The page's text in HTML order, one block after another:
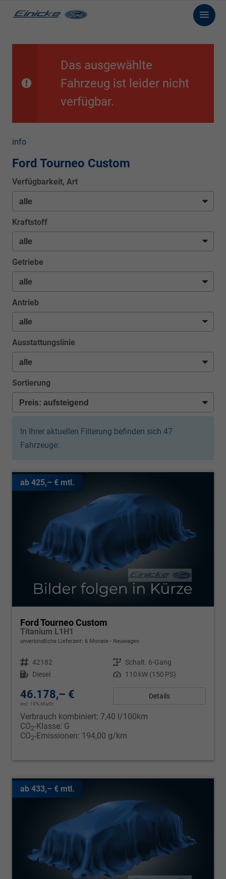
Das ausgewählte
Fahrzeug ist leider nicht
verfügbar.
info
Ford Tourneo Custom
Verfügbarkeit, Art
Kraftstoff
Getriebe
Antrieb
Ausstattungslinie
Sortierung
In Ihrer aktuellen Filterung befinden sich 47
Fahrzeuge:
ab 425,– € mtl.
Ford Tourneo Custom
Titanium L1H1
unverbindliche Lieferzeit: 6 Monate Neuwagen
Fahrzeugnr. 42182 Getriebe Schalt. 6-Gang
Kraftstoff Diesel Leistung 110 kW (150 PS)
46.178,– €
incl. 19% MwSt.
Details
Verbrauch kombiniert: 7,40 l/100km
CO2-Klasse: G
CO2-Emissionen: 194,00 g/km
ab 433,– € mtl.